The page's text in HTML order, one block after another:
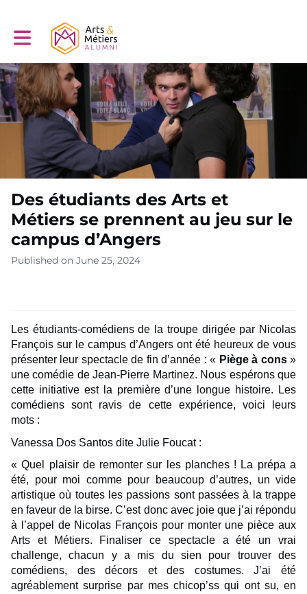
Toggle main navigation
Des étudiants des Arts et
Métiers se prennent au jeu sur le
campus d’Angers
Published on June 25, 2024
Les étudiants-comédiens de la troupe dirigée par Nicolas
François sur le campus d’Angers ont été heureux de vous
présenter leur spectacle de fin d’année : « Piège à cons»
une comédie de Jean-Pierre Martinez. Nous espérons que
cette initiative est la première d’une longue histoire. Les
comédiens sont ravis de cette expérience, voici leurs
mots :
Vanessa Dos Santos dite Julie Foucat :
« Quel plaisir de remonter sur les planches ! La prépa a
été, pour moi comme pour beaucoup d’autres, un vide
artistique où toutes les passions sont passées à la trappe
en faveur de la birse. C’est donc avec joie que j’ai répondu
à l’appel de Nicolas François pour monter une pièce aux
Arts et Métiers. Finaliser ce spectacle a été un vrai
challenge, chacun y a mis du sien pour trouver des
comédiens, des décors et des costumes. J’ai été
agréablement surprise par mes chicop’ss qui ont su, en